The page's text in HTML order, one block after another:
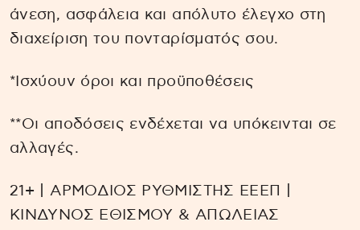
άνεση, ασφάλεια και απόλυτο έλεγχο στη
διαχείριση του πονταρίσματός σου.
*Ισχύουν όροι και προϋποθέσεις
**Οι αποδόσεις ενδέχεται να υπόκεινται σε
αλλαγές.
21+ | ΑΡΜΟΔΙΟΣ ΡΥΘΜΙΣΤΗΣ ΕΕΕΠ |
ΚΙΝΔΥΝΟΣ ΕΘΙΣΜΟΥ & ΑΠΩΛΕΙΑΣ